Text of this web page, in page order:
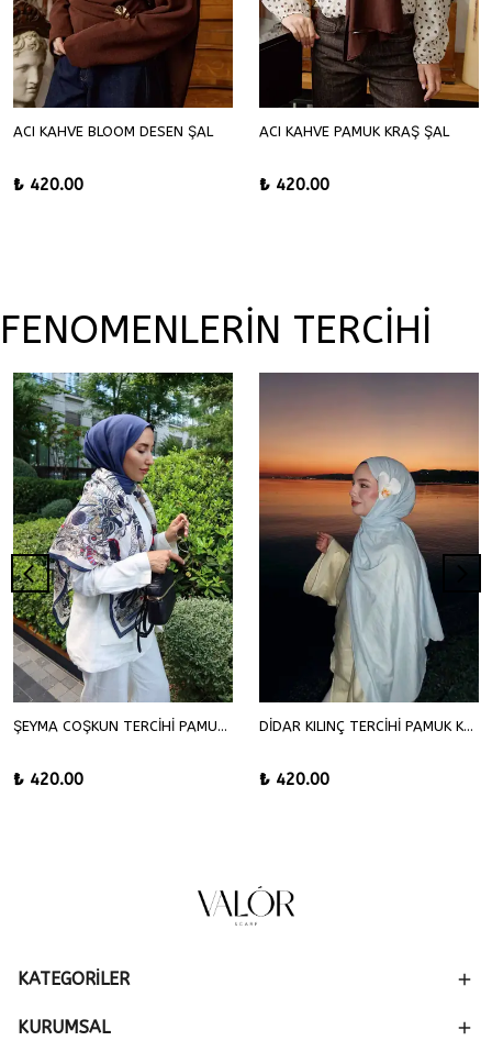
ACI KAHVE BLOOM DESEN ŞAL
₺ 420.00
ACI KAHVE PAMUK KRAŞ ŞAL
₺ 420.00
FENOMENLERİN TERCİHİ
ŞEYMA COŞKUN TERCİHİ PAMUK KRAŞ ŞAL
₺ 420.00
DİDAR KILINÇ TERCİHİ PAMUK KRAŞ ŞAL
₺ 420.00
KATEGORİLER
KURUMSAL